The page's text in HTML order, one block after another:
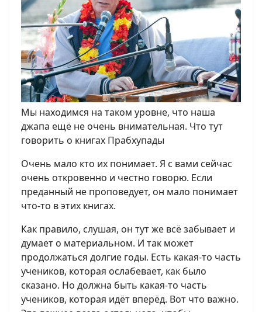
Мы находимся на таком уровне, что наша
джапа ещё не очень внимательная. Что тут
говорить о книгах Прабхупады
Очень мало кто их понимает. Я с вами сейчас
очень откровенно и честно говорю. Если
преданный не проповедует, он мало понимает
что-то в этих книгах.
Как правило, слушая, он тут же всё забывает и
думает о материальном. И так может
продолжаться долгие годы. Есть какая-то часть
учеников, которая ослабевает, как было
сказано. Но должна быть какая-то часть
учеников, которая идёт вперёд. Вот что важно.